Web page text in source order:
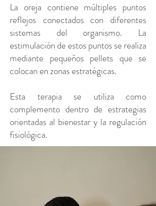
La oreja contiene múltiples puntos
reflejos conectados con diferentes
sistemas del organismo. La
estimulación de estos puntos se realiza
mediante pequeños pellets que se
colocan en zonas estratégicas.
Esta terapia se utiliza como
complemento dentro de estrategias
orientadas al bienestar y la regulación
fisiológica.